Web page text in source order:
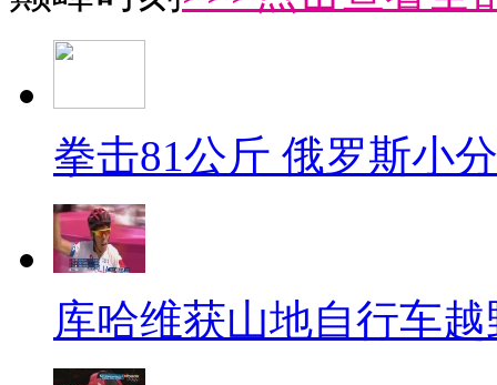
拳击81公斤 俄罗斯小
库哈维获山地自行车